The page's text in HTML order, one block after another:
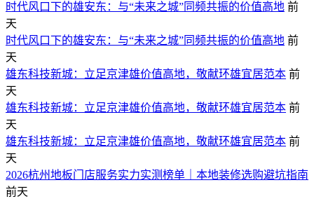
时代风口下的雄安东：与“未来之城”同频共振的价值高地 前
天
时代风口下的雄安东：与“未来之城”同频共振的价值高地 前
天
雄东科技新城：立足京津雄价值高地，敬献环雄宜居范本 前
天
雄东科技新城：立足京津雄价值高地，敬献环雄宜居范本 前
天
雄东科技新城：立足京津雄价值高地，敬献环雄宜居范本 前
天
2026杭州地板门店服务实力实测榜单｜本地装修选购避坑指南
前天